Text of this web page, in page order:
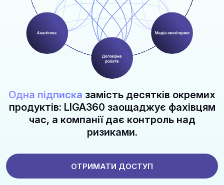
Одна підписка замість десятків окремих
продуктів: LIGA360 заощаджує фахівцям
час, а компанії дає контроль над
ризиками.
ОТРИМАТИ ДОСТУП